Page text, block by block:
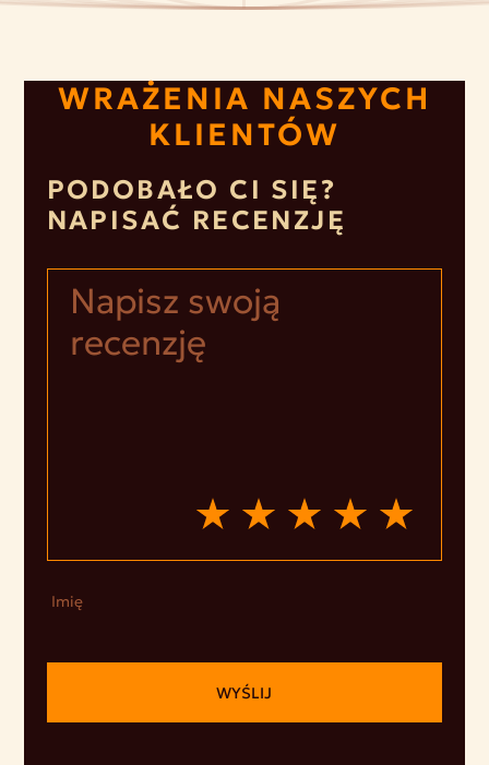
WRAŻENIA NASZYCH
KLIENTÓW
PODOBAŁO CI SIĘ?
NAPISAĆ RECENZJĘ
Imię
WYŚLIJ